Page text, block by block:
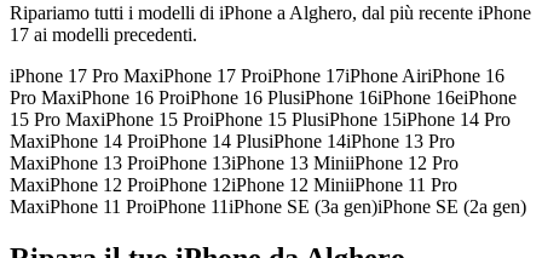
Ripariamo tutti i modelli di iPhone a Alghero, dal più recente iPhone
17 ai modelli precedenti.
iPhone 17 Pro MaxiPhone 17 ProiPhone 17iPhone AiriPhone 16
Pro MaxiPhone 16 ProiPhone 16 PlusiPhone 16iPhone 16eiPhone
15 Pro MaxiPhone 15 ProiPhone 15 PlusiPhone 15iPhone 14 Pro
MaxiPhone 14 ProiPhone 14 PlusiPhone 14iPhone 13 Pro
MaxiPhone 13 ProiPhone 13iPhone 13 MiniiPhone 12 Pro
MaxiPhone 12 ProiPhone 12iPhone 12 MiniiPhone 11 Pro
MaxiPhone 11 ProiPhone 11iPhone SE (3a gen)iPhone SE (2a gen)